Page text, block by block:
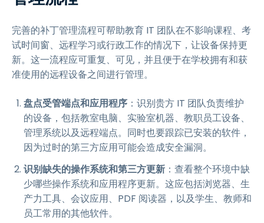
完善的补丁管理流程可帮助教育 IT 团队在不影响课程、考
试时间窗、远程学习或行政工作的情况下，让设备保持更
新。这一流程应可重复、可见，并且便于在学校拥有和获
准使用的远程设备之间进行管理。
盘点受管端点和应用程序 ：识别贵方 IT 团队负责维护
的设备，包括教室电脑、实验室机器、教职员工设备、
管理系统以及远程端点。同时也要跟踪已安装的软件，
因为过时的第三方应用可能会造成安全漏洞。
识别缺失的操作系统和第三方更新 ：查看整个环境中缺
少哪些操作系统和应用程序更新。这应包括浏览器、生
产力工具、会议应用、PDF 阅读器，以及学生、教师和
员工常用的其他软件。